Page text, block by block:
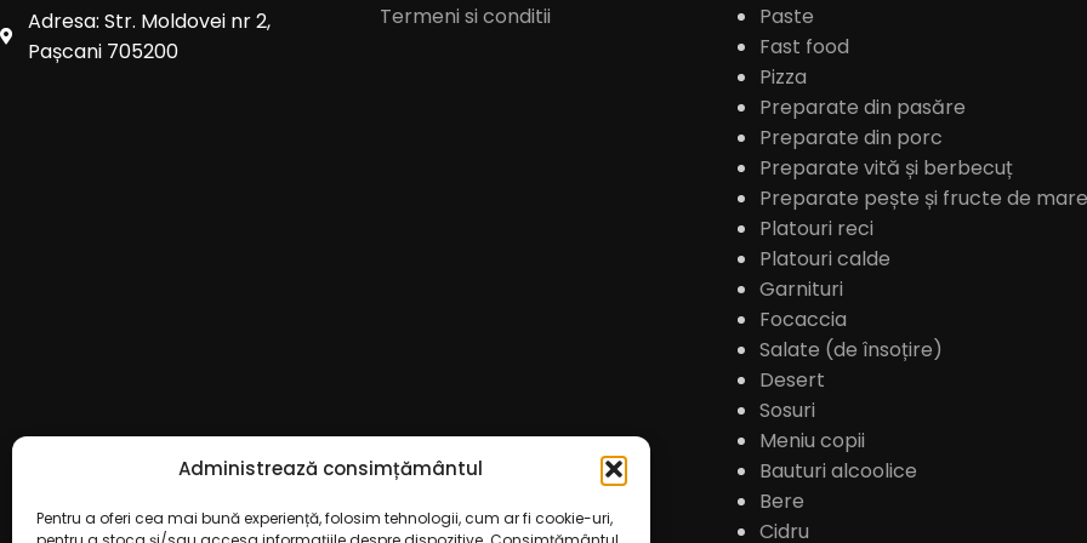
Administrează consimțământul
Pentru a oferi cea mai bună experiență, folosim tehnologii, cum ar fi cookie-uri,
Adresa: Str. Moldovei nr 2,
Pașcani 705200
Termeni si conditii
Paste
Fast food
Pizza
Preparate din pasăre
Preparate din porc
Preparate vită și berbecuț
Preparate pește și fructe de mare
Platouri reci
Platouri calde
Garnituri
Focaccia
Salate (de însoțire)
Desert
Sosuri
Meniu copii
Bauturi alcoolice
Bere
Cidru